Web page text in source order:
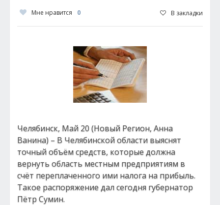
Мне нравится 0 В закладки
Челябинск, Май 20 (Новый Регион, Анна
Ванина) – В Челябинской области выяснят
точный объём средств, которые должна
вернуть область местным предприятиям в
счёт переплаченного ими налога на прибыль.
Такое распоряжение дал сегодня губернатор
Пётр Сумин.